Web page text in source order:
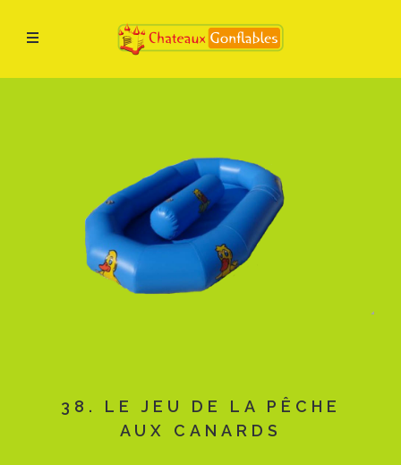
38. LE JEU DE LA PÊCHE
AUX CANARDS